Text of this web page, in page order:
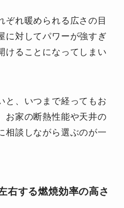
ぞれ暖められる広さの目
に対してパワーが強すぎ
けることになってしまい
と、いつまで経ってもお
お家の断熱性能や天井の
相談しながら選ぶのが一
右する燃焼効率の高さ